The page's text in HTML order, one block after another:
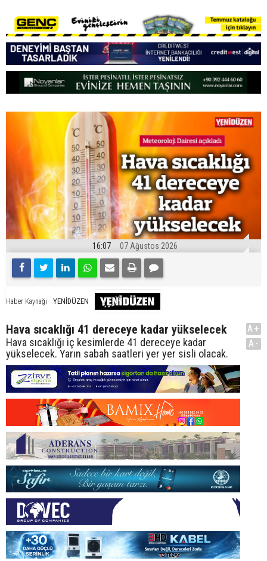
16:07 07 Ağustos 2026
Haber Kaynağı YENİDÜZEN
Hava sıcaklığı 41 dereceye kadar yükselecek
Hava sıcaklığı iç kesimlerde 41 dereceye kadar
yükselecek. Yarın sabah saatleri yer yer sisli olacak.
A+
A-